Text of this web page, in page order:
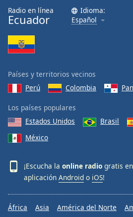
Radio en línea
Ecuador
Idioma:
Español
Países y territorios vecinos
Perú
Colombia
Los países populares
Estados Unidos
Brasil
México
¡Escucha la online radio gratis
aplicación Android o iOS!
África Asia América del Norte